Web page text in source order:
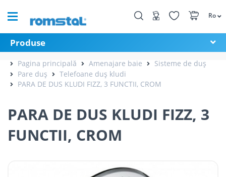
Ro
Produse
Pagina principală Amenajare baie
Sisteme de duș
Pare duș
Telefoane duș kludi
PARA DE DUS KLUDI FIZZ, 3 FUNCTII, CROM
PARA DE DUS KLUDI FIZZ, 3
FUNCTII, CROM